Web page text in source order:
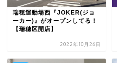
瑞穂運動場西『JOKER(ジョ
ーカー)』がオープンしてる！
【瑞穂区開店】
2022年10月26日